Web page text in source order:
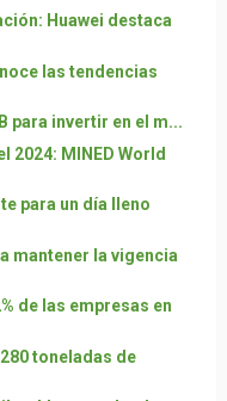
Huawei destaca
las tendencias
para invertir en el m...
2024: MINED World
para un día lleno
mantener la vigencia
de las empresas en
toneladas de